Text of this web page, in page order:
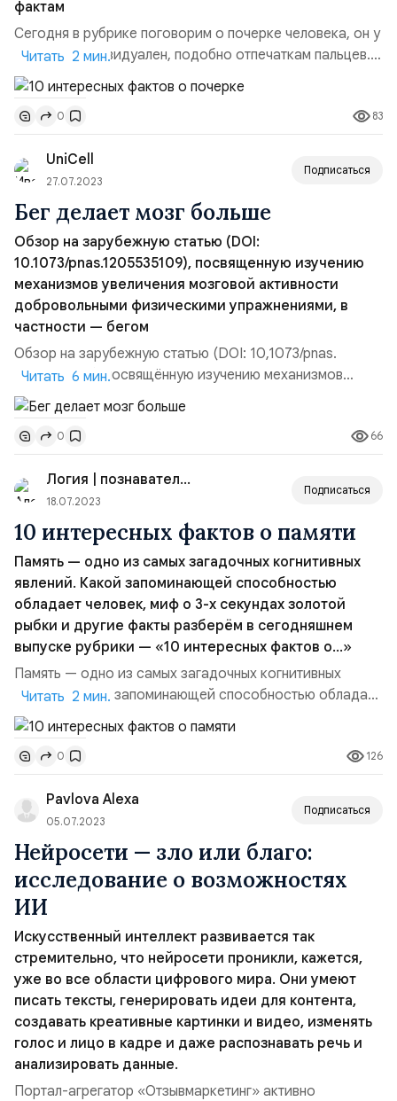
фактам
Сегодня в рубрике поговорим о почерке человека, он у
каждого индивидуален, подобно отпечаткам пальцев.
Многие люди имеют свои собственные привычки и
особенности в почерке, такие как наклон букв или
особый слог письма. Перейдём к фактам! 1.
Индивидуальные черты: Исследования показывают, что
почерк может отражать индивидуальные черты
личности и харак...
Читать 2 мин.
0 83
UniCell
27.07.2023
Подписаться
Бег делает мозг больше
Обзор на зарубежную статью (DOI:
10.1073/pnas.1205535109), посвященную изучению
механизмов увеличения мозговой активности
добровольными физическими упражнениями, в
частности — бегом
Обзор на зарубежную статью (DOI: 10,1073/pnas.
1205535109), посвящённую изучению механизмов
увеличения мозговой активности добровольными
физическими упражнениями, в частности -
бегом.Введение. В статье исследовали мозг крыс двух
групп: первая вела сидячий образ жизни, а вторая
занималась бегом в колесе на протяжении 28 дней. Тут
сразу стоит ра...
Читать 6 мин.
0 66
Логия | познавательный канал
18.07.2023
Подписаться
10 интересных фактов о памяти
Память — одно из самых загадочных когнитивных
явлений. Какой запоминающей способностью
обладает человек, миф о 3-х секундах золотой
рыбки и другие факты разберём в сегодняшнем
выпуске рубрики — «10 интересных фактов о…»
Память — одно из самых загадочных когнитивных
явлений.Какой запоминающей способностью обладает
человек, миф о 3-х секундах золотой рыбки и другие
факты разберём в сегодняшнем выпуске рубрики —
«10 интересных фактов о…»|Фото Diane Picchiottino,
unsplash| 1. Гипермнезия — сверхпамять, существуют
люди, которые обладают феноменальной
способностью запо...
Читать 2 мин.
0 126
Pavlova Alexa
05.07.2023
Подписаться
Нейросети — зло или благо:
исследование о возможностях
ИИ
Искусственный интеллект развивается так
стремительно, что нейросети проникли, кажется,
уже во все области цифрового мира. Они умеют
писать тексты, генерировать идеи для контента,
создавать креативные картинки и видео, изменять
голос и лицо в кадре и даже распознавать речь и
анализировать данные.
Портал-агрегатор «Отзывмаркетинг» активно